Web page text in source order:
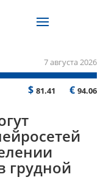
7 августа 2026
$ 81.41 € 94.06
грудной